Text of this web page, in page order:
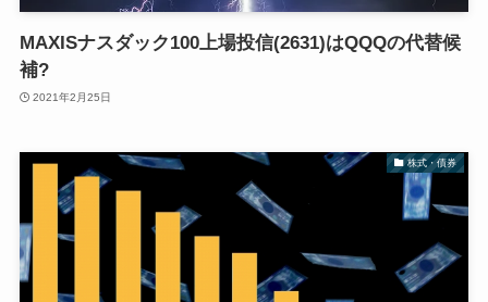
MAXISナスダック100上場投信(2631)はQQQの代替候
補?
2021年2月25日
株式・債券